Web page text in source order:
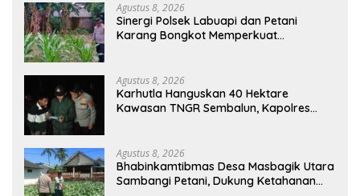
Agustus 8, 2026
Sinergi Polsek Labuapi dan Petani
Karang Bongkot Memperkuat
Agustus 8, 2026
Karhutla Hanguskan 40 Hektare
Kawasan TNGR Sembalun, Kapolres
Agustus 8, 2026
Bhabinkamtibmas Desa Masbagik Utara
Sambangi Petani, Dukung Ketahanan